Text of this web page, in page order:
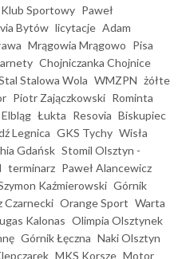
Sportowy Paweł
Bytów licytacje Adam
Mrągowia Mrągowo Pisa
Chojniczanka Chojnice
Stalowa Wola WMZPN żółte
Piotr Zajączkowski Rominta
Łukta Resovia Biskupiec
Legnica GKS Tychy Wisła
Gdańsk Stomil Olsztyn -
terminarz Paweł Alancewicz
Kaźmierowski Górnik
Czarnecki Orange Sport Warta
Kalonas Olimpia Olsztynek
Górnik Łęczna Naki Olsztyn
MKS Korsze Motor